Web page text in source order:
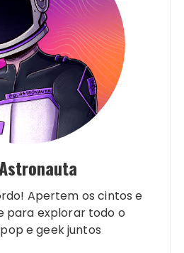
Apertem os cintos e
para explorar todo o
e geek juntos